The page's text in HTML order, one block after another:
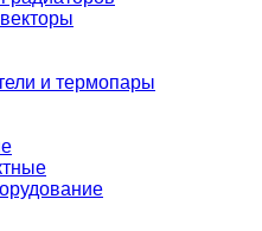
и термопары